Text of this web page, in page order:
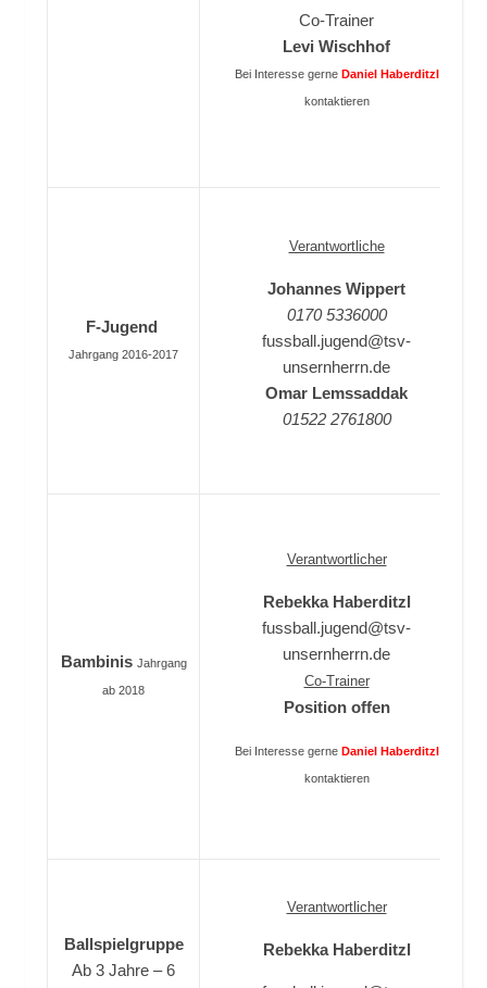
Co-Trainer
Levi Wischhof
Bei Interesse gerne Daniel Haberditzl
kontaktieren
F-Jugend
Jahrgang 2016-2017
Verantwortliche
Johannes Wippert
0170 5336000
fussball.jugend@tsv-
unsernherrn.de
Omar Lemssaddak
01522 2761800
Bambinis Jahrgang
ab 2018
Verantwortlicher
Rebekka Haberditzl
fussball.jugend@tsv-
unsernherrn.de
Co-Trainer
Position offen
Bei Interesse gerne Daniel Haberditzl
kontaktieren
Ballspielgruppe
Ab 3 Jahre – 6
Verantwortlicher
Rebekka Haberditzl